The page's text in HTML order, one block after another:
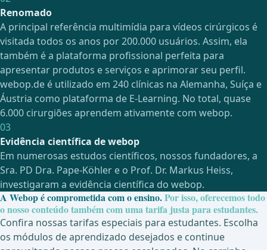
Renomado
A principal referência multimídia para vídeos cirúrgicos é
visitada todos os anos por 200.000 usuários. Assim, ela
também é a plataforma profissional perfeita para
apresentar produtos e serviços e aprimorar seu perfil.
webop.de é utilizado em 240 clínicas na Alemanha, Suíça e
Áustria como plataforma de E-Learning. No total, quase
6.000 cirurgiões aprendem ativamente com webop.
03
Evidência científica de webop
Em numerosas estudos científicos, nossos fundadores, a
Sra. PD Dra. Pape-Köhler e o Prof. Dr. Markus Heiss,
investigaram a evidência científica do webop.
A Webop é comprometida com o ensino.Por isso, oferecemos todo
o nosso conteúdo também com uma tarifa justa para estudantes.
Confira nossas tarifas especiais para estudantes. Escolha
os módulos de aprendizado desejados e continue